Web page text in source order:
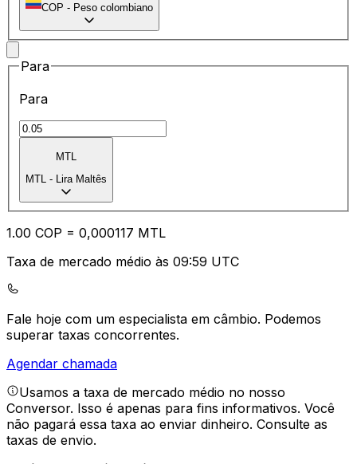
COP - Peso colombiano
Para
Para
MTL
MTL - Lira Maltês
1.00 COP = 0,000117 MTL
Taxa de mercado médio às 09:59 UTC
Fale hoje com um especialista em câmbio. Podemos
superar taxas concorrentes.
Agendar chamada
Usamos a taxa de mercado médio no nosso
Conversor. Isso é apenas para fins informativos. Você
não pagará essa taxa ao enviar dinheiro. Consulte as
taxas de envio.